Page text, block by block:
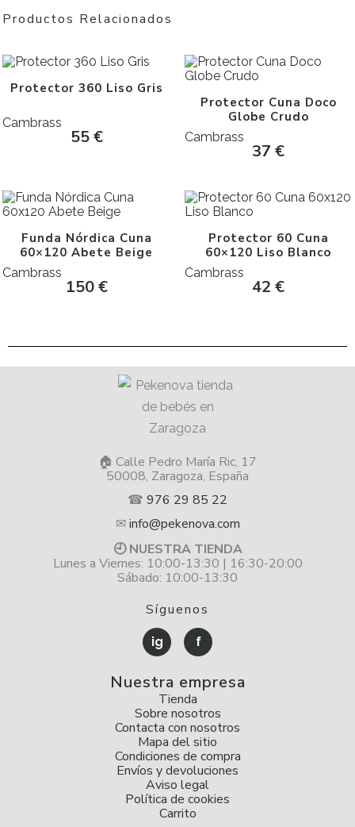
Productos Relacionados
Protector 360 Liso Gris
Cambrass
55€
Protector Cuna Doco
Globe Crudo
Cambrass
37€
Funda Nórdica Cuna
60×120 Abete Beige
Cambrass
150€
Protector 60 Cuna
60×120 Liso Blanco
Cambrass
42€
🏠 Calle Pedro María Ric, 17
50008, Zaragoza, España
☎ 976 29 85 22
✉info@pekenova.com
🕘 NUESTRA TIENDA
Lunes a Viernes: 10:00-13:30 | 16:30-20:00
Sábado: 10:00-13:30
Síguenos
ig f
Nuestra empresa
Tienda
Sobre nosotros
Contacta con nosotros
Mapa del sitio
Condiciones de compra
Envíos y devoluciones
Aviso legal
Política de cookies
Carrito